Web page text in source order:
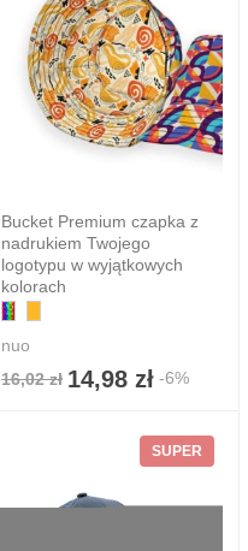
Bucket Premium czapka z
nadrukiem Twojego
logotypu w wyjątkowych
kolorach
nuo
16,02 zł 14,98 zł -6%
SUPER